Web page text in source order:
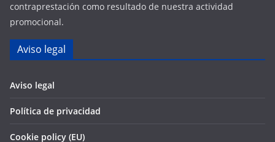
contraprestación como resultado de nuestra actividad
promocional.
Aviso legal
Aviso legal
Política de privacidad
Cookie policy (EU)